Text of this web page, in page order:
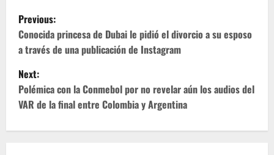
P
o
s
t
n
Previous:
Conocida princesa de Dubai le pidió el divorcio a su esposo
a través de una publicación de Instagram
Next:
Polémica con la Conmebol por no revelar aún los audios del
VAR de la final entre Colombia y Argentina